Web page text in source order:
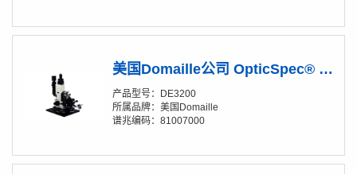
美国Domaille公司 OpticSpec® DE3200 裸光纤+放大镜
产品型号：DE3200
所属品牌：美国Domaille
谱兆编码：81007000